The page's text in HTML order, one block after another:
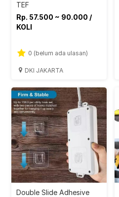
TEF
Rp. 57.500 ~ 90.000 /
KOLI
0 (belum ada ulasan)
DKI JAKARTA
Double Slide Adhesive